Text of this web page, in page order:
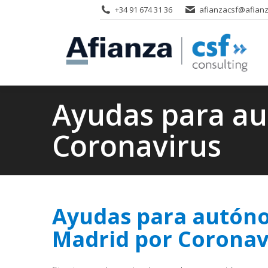
+34 91 674 31 36
Ayudas para
Coronavirus
Ayudas para
Madrid por